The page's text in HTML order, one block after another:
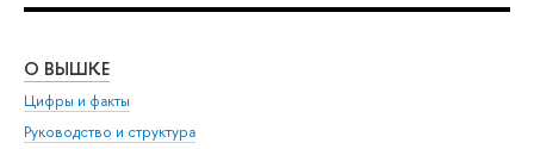
О ВЫШКЕ
Цифры и факты
Руководство и структура